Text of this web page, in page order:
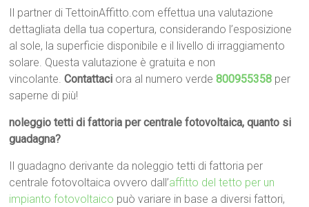
Il partner di TettoinAffitto.com effettua una valutazione
dettagliata della tua copertura, considerando l’esposizione
al sole, la superficie disponibile e il livello di irraggiamento
solare. Questa valutazione è gratuita e non
vincolante.Contattaci ora al numero verde800955358 per
saperne di più!
noleggio tetti di fattoria per centrale fotovoltaica, quanto si
guadagna?
Il guadagno derivante da noleggio tetti di fattoria per
centrale fotovoltaica ovvero dall’affitto del tetto per un
impianto fotovoltaico può variare in base a diversi fattori,